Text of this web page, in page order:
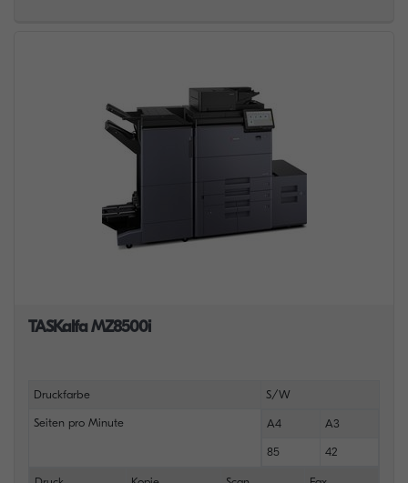
TASKalfa MZ8500i
Druckfarbe S/W
Seiten pro Minute A4 A3
85 42